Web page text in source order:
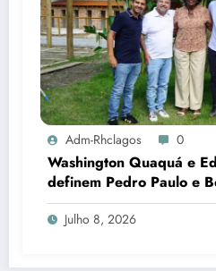
Adm-Rhclagos 0
Washington Quaquá e
definem Pedro Paulo e
candidatos ao Senado
Julho 8, 2026